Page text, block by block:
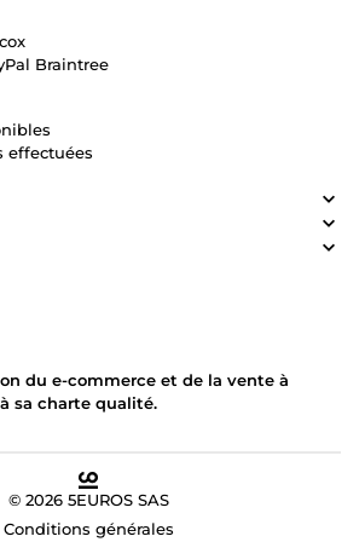
Braintree
effectuées
du e-commerce et de la vente à
sa charte qualité.
© 2026 5EUROS SAS
Conditions générales